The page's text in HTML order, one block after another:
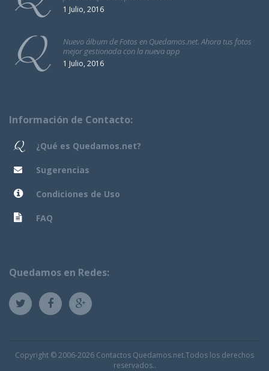
1 Julio, 2016
Nuevo álbum de Fotos en Quedamos.net. Ahora tus fotos
mejor gestionada con la nueva app
1 Julio, 2016
Información de Contacto:
¿Qué es Quedamos.net?
Sugerencias
Condiciones de Uso
FAQ
Quedamos en Redes:
Copyright © 2006-2026 Contactos Quedamos.net.Todos los derechos
reservados..